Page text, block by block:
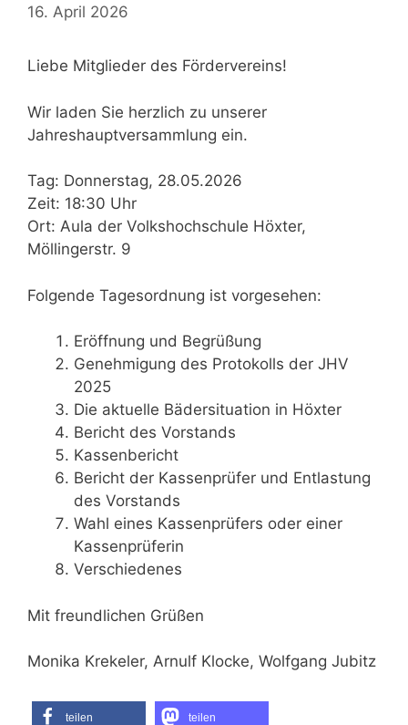
16. April 2026
Liebe Mitglieder des Fördervereins!
Wir laden Sie herzlich zu unserer
Jahreshauptversammlung ein.
Tag: Donnerstag, 28.05.2026
Zeit: 18:30 Uhr
Ort: Aula der Volkshochschule Höxter,
Möllingerstr. 9
Folgende Tagesordnung ist vorgesehen:
Eröffnung und Begrüßung
Genehmigung des Protokolls der JHV
2025
Die aktuelle Bädersituation in Höxter
Bericht des Vorstands
Kassenbericht
Bericht der Kassenprüfer und Entlastung
des Vorstands
Wahl eines Kassenprüfers oder einer
Kassenprüferin
Verschiedenes
Mit freundlichen Grüßen
Monika Krekeler, Arnulf Klocke, Wolfgang Jubitz
teilen teilen